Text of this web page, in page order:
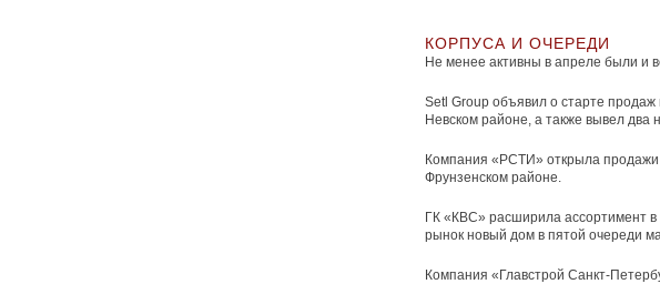
КОРПУСА И ОЧЕРЕДИ
Не менее активны в апреле были и
Setl Group объявил о старте
Невском районе, а также вывел два
Компания «РСТИ» открыла продажи
Фрунзенском районе.
ГК «КВС» расширила ассортимент
рынок новый дом в пятой очереди
Компания «Главстрой Санкт-